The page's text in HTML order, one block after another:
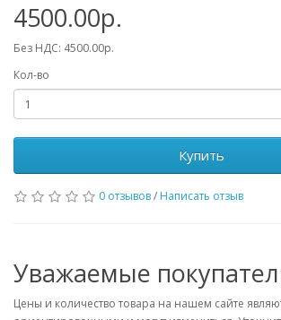
4500.00р.
Без НДС: 4500.00р.
Кол-во
Купить
0 отзывов/ Написать отзыв
Уважаемые
Цены и количество товара на нашем сайте